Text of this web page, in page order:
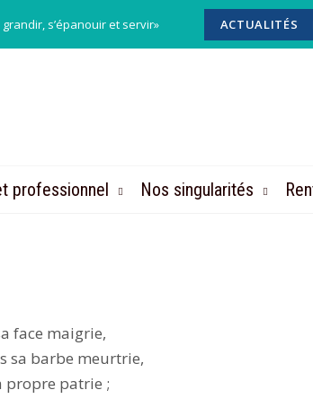
s’épanouir et servir» ACTUALITÉS
professionnel Nos singularités
face maigrie,
sa barbe meurtrie,
propre patrie ;